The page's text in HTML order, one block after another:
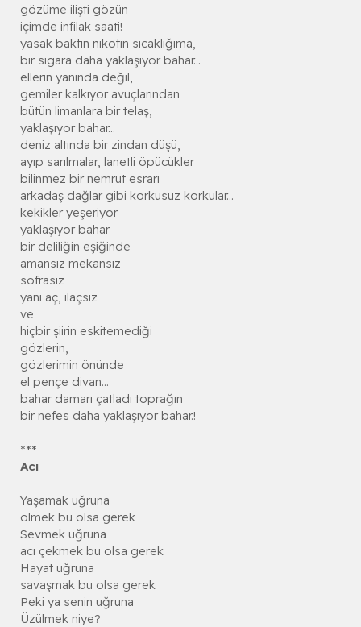
gözüme ilişti gözün
içimde infilak saati!
yasak baktın nikotin sıcaklığıma,
bir sigara daha yaklaşıyor bahar...
ellerin yanında değil,
gemiler kalkıyor avuçlarından
bütün limanlara bir telaş,
yaklaşıyor bahar...
deniz altında bir zindan düşü,
ayıp sarılmalar, lanetli öpücükler
bilinmez bir nemrut esrarı
arkadaş dağlar gibi korkusuz korkular...
kekikler yeşeriyor
yaklaşıyor bahar
bir deliliğin eşiğinde
amansız mekansız
sofrasız
yani aç, ilaçsız
ve
hiçbir şiirin eskitemediği
gözlerin,
gözlerimin önünde
el pençe divan...
bahar damarı çatladı toprağın
bir nefes daha yaklaşıyor bahar.!
***
Acı
Yaşamak uğruna
ölmek bu olsa gerek
Sevmek uğruna
acı çekmek bu olsa gerek
Hayat uğruna
savaşmak bu olsa gerek
Peki ya senin uğruna
Üzülmek niye?